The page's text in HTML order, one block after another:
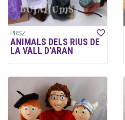
PRSZ
ANIMALS DELS RIUS DE
LA VALL D'ARAN